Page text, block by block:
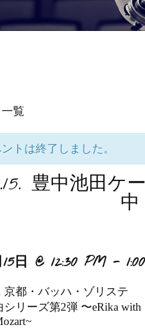
覧
トは終了しました。
豊中池田
15日 @ 12:30 PM-
京都・バッハ・ゾリステ
リーズ第2弾 〜eRika with